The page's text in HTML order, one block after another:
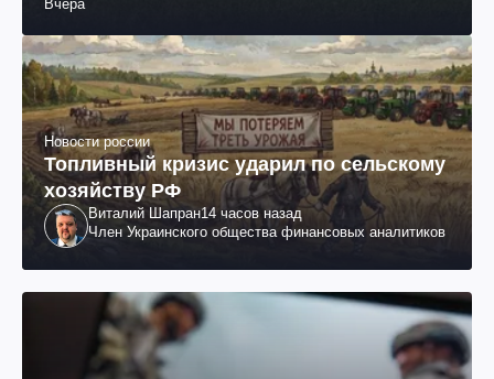
Вчера
Новости россии
Топливный кризис ударил по сельскому
хозяйству РФ
Виталий Шапран14 часов назад
Член Украинского общества финансовых аналитиков